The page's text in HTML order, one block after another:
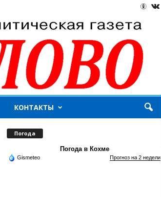
КОНТАКТЫ
Погода
Погода в Кохме
Gismeteo Прогноз на 2 недели